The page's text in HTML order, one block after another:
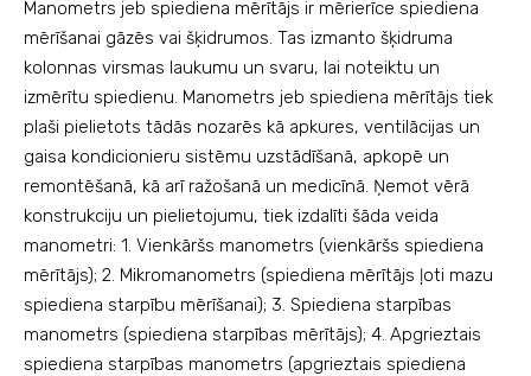
Manometrs jeb spiediena mērītājs ir mērierīce spiediena
mērīšanai gāzēs vai šķidrumos. Tas izmanto šķidruma
kolonnas virsmas laukumu un svaru, lai noteiktu un
izmērītu spiedienu. Manometrs jeb spiediena mērītājs tiek
plaši pielietots tādās nozarēs kā apkures, ventilācijas un
gaisa kondicionieru sistēmu uzstādīšanā, apkopē un
remontēšanā, kā arī ražošanā un medicīnā. Ņemot vērā
konstrukciju un pielietojumu, tiek izdalīti šāda veida
manometri: 1. Vienkāršs manometrs (vienkāršs spiediena
mērītājs); 2. Mikromanometrs (spiediena mērītājs ļoti mazu
spiediena starpību mērīšanai); 3. Spiediena starpības
manometrs (spiediena starpības mērītājs); 4. Apgrieztais
spiediena starpības manometrs (apgrieztais spiediena